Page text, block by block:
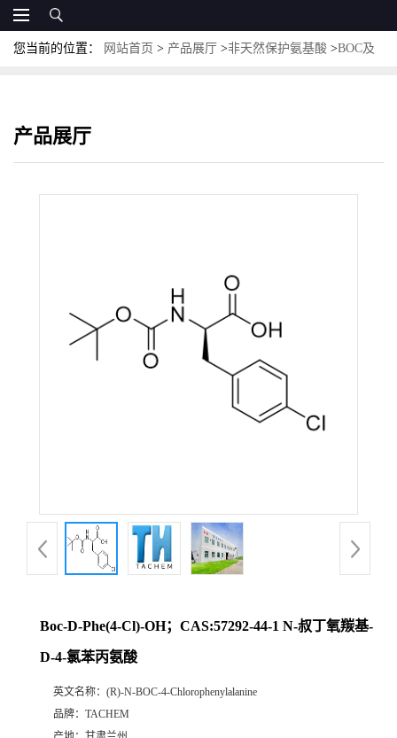
您当前的位置： 网站首页 > 产品展厅 >非天然保护氨基酸 >BOC及
产品展厅
Boc-D-Phe(4-Cl)-OH；CAS:57292-44-1 N-叔丁氧羰基-
D-4-氯苯丙氨酸
英文名称： (R)-N-BOC-4-Chlorophenylalanine
品牌： TACHEM